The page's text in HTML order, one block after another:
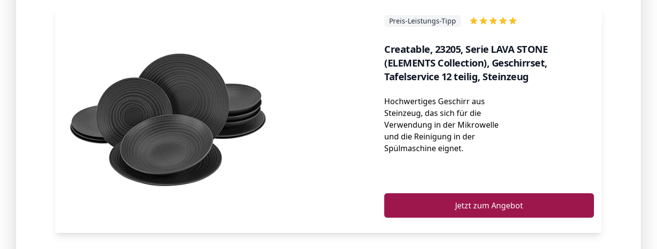
Creatable, 23205, Serie LAVA STONE
(ELEMENTS Collection), Geschirrset,
Tafelservice 12 teilig, Steinzeug
Preis-Leistungs-Tipp
Hochwertiges Geschirr aus
Steinzeug, das sich für die
Verwendung in der Mikrowelle
und die Reinigung in der
Spülmaschine eignet.
Jetzt zum Angebot